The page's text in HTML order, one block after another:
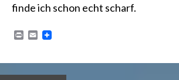
finde ich schon echt scharf.
P
n
t
E
i
l